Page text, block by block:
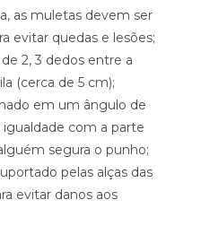
as muletas devem ser
evitar quedas e lesões;
2, 3 dedos entre a
(cerca de 5 cm);
em um ângulo de
com a parte
segura o punho;
pelas alças das
evitar danos aos